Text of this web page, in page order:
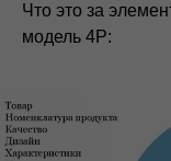
Что это за
модель 4P: